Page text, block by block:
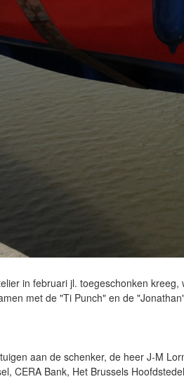
in februari jl. toegeschonken
met de "Ti Punch" en de
aan de schenker, de heer J-M
CERA Bank, Het Brussels